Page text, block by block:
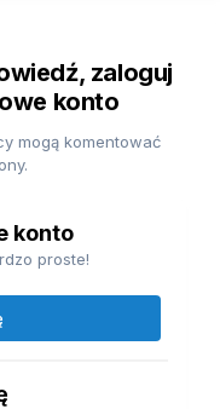
zaloguj
konto
mogą komentować
konto
proste!